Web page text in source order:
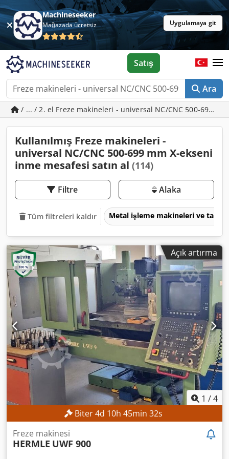
Machineseeker
Mağazada ücretsiz Uygulamaya git
Ara
Satış
/ ... / 2. el Freze makineleri - universal NC/CNC 500-699
Kullanılmış Freze makineleri -
universal NC/CNC 500-699 mm X-ekseni
inme mesafesi satın al (114)
Filtre Alaka
Tüm filtreleri kaldır Metal işleme makineleri ve
Açık artırma
1 /4
Biter4d 10h 45min 30s
Freze makinesi
HERMLE UWF 900